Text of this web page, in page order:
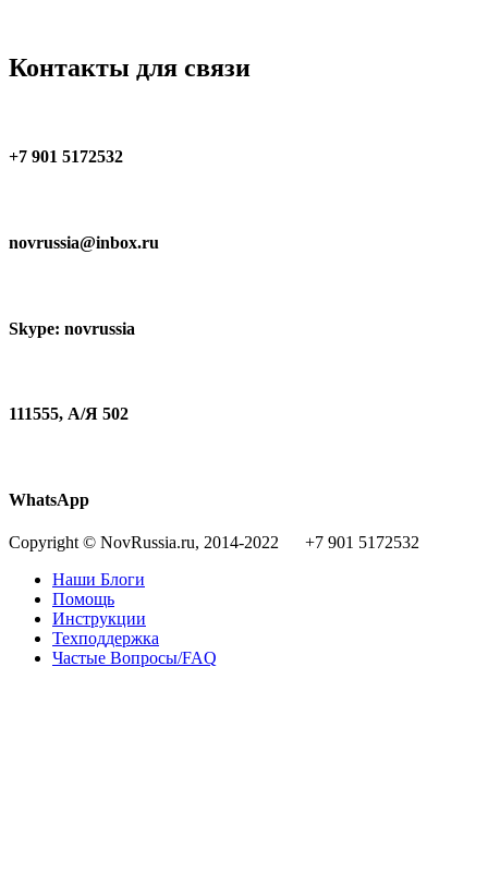
Контакты для связи
+7 901 5172532
novrussia@inbox.ru
Skype: novrussia
111555, А/Я 502
WhatsApp
Copyright © NovRussia.ru, 2014-2022 +7 901 5172532
Наши Блоги
Помощь
Инструкции
Техподдержка
Частые Вопросы/FAQ